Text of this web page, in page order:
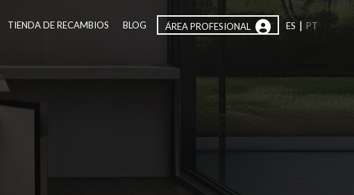
TIENDA DE RECAMBIOS BLOG ÁREA PROFESIONAL ES | PT